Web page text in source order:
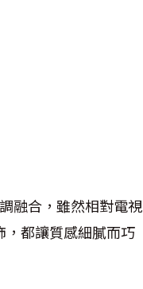
融合，雖然相對電視
都讓質感細膩而巧